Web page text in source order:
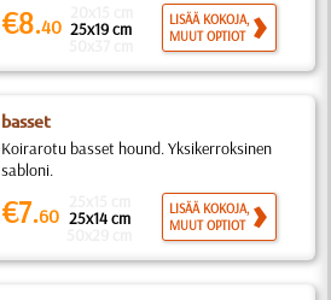
€8.40 25x19 cm
LISÄÄ KOKOJA,
MUUT OPTIOT
basset
Koirarotu basset hound. Yksikerroksinen
sabloni.
€7.60 25x14 cm
LISÄÄ KOKOJA,
MUUT OPTIOT